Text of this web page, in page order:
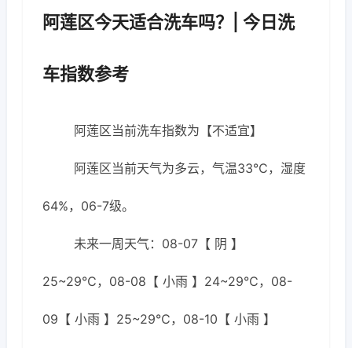
阿莲区今天适合洗车吗？| 今日洗
车指数参考
阿莲区当前洗车指数为【不适宜】
阿莲区当前天气为多云，气温33℃，湿度
64%，06-7级。
未来一周天气：08-07【 阴 】
25~29℃，08-08【 小雨 】24~29℃，08-
09【 小雨 】25~29℃，08-10【 小雨 】